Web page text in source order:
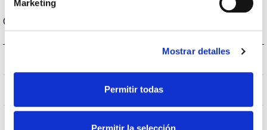
Marketing
Mostrar detalles
Permitir todas
Carcaça e Acabamento